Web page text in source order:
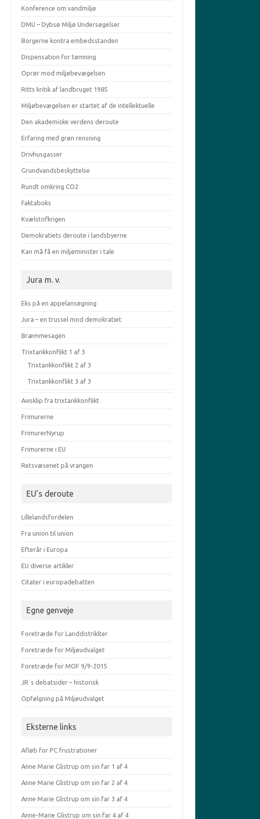
Konference om vandmiljø
DMU – Dybsø Miljø Undersøgelser
Borgerne kontra embedsstanden
Dispensation for tømning
Oprør mod miljøbevægelsen
Ritts kritik af landbruget 1985
Miljøbevægelsen er startet af de intellektuelle
Den akademiske verdens deroute
Erfaring med grøn rensning
Drivhusgasser
Grundvandsbeskyttelse
Rundt omkring CO2
Faktaboks
Kvælstofkrigen
Demokratiets deroute i landsbyerne
Kan må få en miljøminister i tale
Jura m. v.
Eks på en appelansøgning
Jura – en trussel mod demokratiet
Bræmmesagen
Trixtankkonflikt 1 af 3
Trixtankkonflikt 2 af 3
Trixtankkonflikt 3 af 3
Avisklip fra trixtankkonflikt
Frimurerne
FrimurerNyrup
Frimurerne i EU
Retsvæsenet på vrangen
EU’s deroute
Lillelandsfordelen
Fra union til union
Efterår i Europa
EU diverse artikler
Citater i europadebatten
Egne genveje
Foretræde for Landdistriklter
Foretræde for Miljøudvalget
Foretræde for MOF 9/9-2015
JR´s debatsider – historisk
Opfølgning på Miljøudvalget
Eksterne links
Afløb for PC frustrationer
Anne Marie Glistrup om sin far 1 af 4
Anne Marie Glistrup om sin far 2 af 4
Anne Marie Glistrup om sin far 3 af 4
Anne-Marie Glistrup om sin far 4 af 4